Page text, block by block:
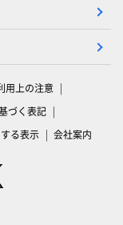
用上の注意
づく表記
る表示 会社案内